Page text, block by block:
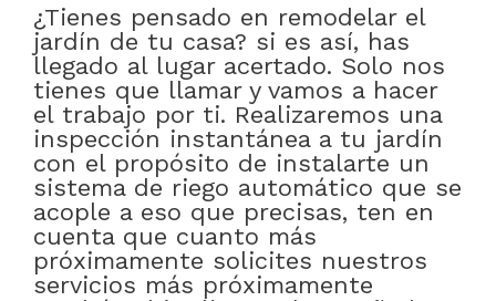
¿Tienes pensado en remodelar el
jardín de tu casa? si es así, has
llegado al lugar acertado. Solo nos
tienes que llamar y vamos a hacer
el trabajo por ti. Realizaremos una
inspección instantánea a tu jardín
con el propósito de instalarte un
sistema de riego automático que se
acople a eso que precisas, ten en
cuenta que cuanto más
próximamente solicites nuestros
servicios más próximamente